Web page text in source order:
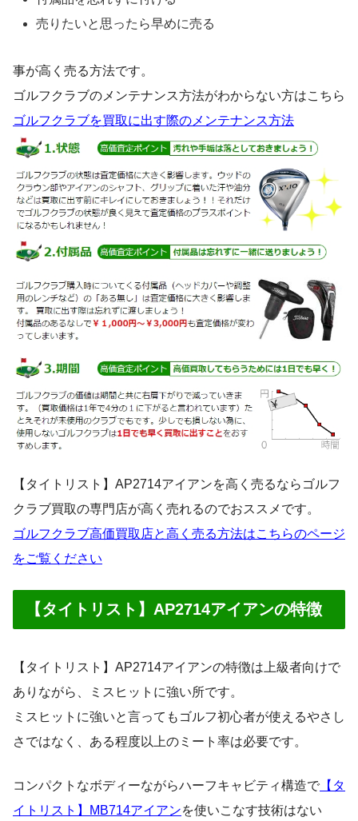
売りたいと思ったら早めに売る
事が高く売る方法です。
ゴルフクラブのメンテナンス方法がわからない方はこちら
ゴルフクラブを買取に出す際のメンテナンス方法
【タイトリスト】AP2714アイアンを高く売るならゴルフ
クラブ買取の専門店が高く売れるのでおススメです。
ゴルフクラブ高価買取店と高く売る方法はこちらのページ
をご覧ください
【タイトリスト】AP2714アイアンの特徴
【タイトリスト】AP2714アイアンの特徴は上級者向けで
ありながら、ミスヒットに強い所です。
ミスヒットに強いと言ってもゴルフ初心者が使えるやさし
さではなく、ある程度以上のミート率は必要です。
コンパクトなボディーながらハーフキャビティ構造で 【タ
イトリスト】MB714アイアンを使いこなす技術はない